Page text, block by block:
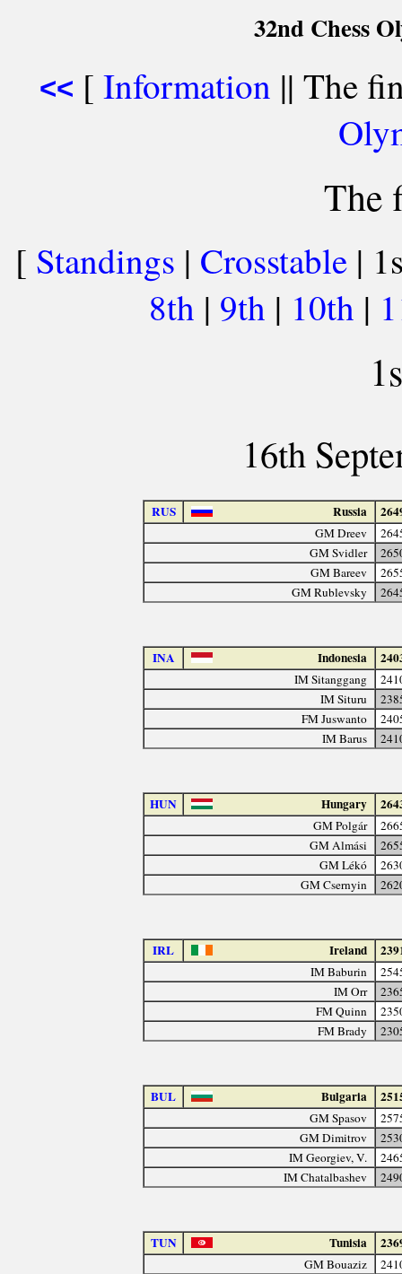
32nd Chess
<< [ Information || The
The
[ Standings | Crosstable |
8th | 9th | 10th |
16th
RUS Russia
GM Dreev
GM Svidler
GM Bareev
GM Rublevsky
INA Indonesia
IM Sitanggang
IM Situru
FM Juswanto
IM Barus
HUN Hungary
GM Polgár
GM Almási
GM Lékó
GM Csernyin
IRL Ireland
IM Baburin
IM Orr
FM Quinn
FM Brady
BUL Bulgaria
GM Spasov
GM Dimitrov
IM Georgiev, V.
IM Chatalbashev
TUN Tunisia
GM Bouaziz